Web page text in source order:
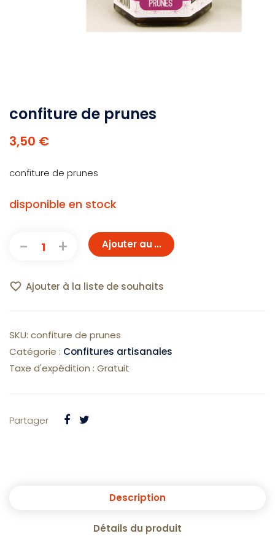
confiture de prunes
3,50 €
confiture de prunes
disponible en stock
Ajouter au panier
Ajouter à la liste de souhaits
SKU: confiture de prunes
Catégorie : Confitures artisanales
Taxe d'expédition : Gratuit
Partager
Description
Détails du produit